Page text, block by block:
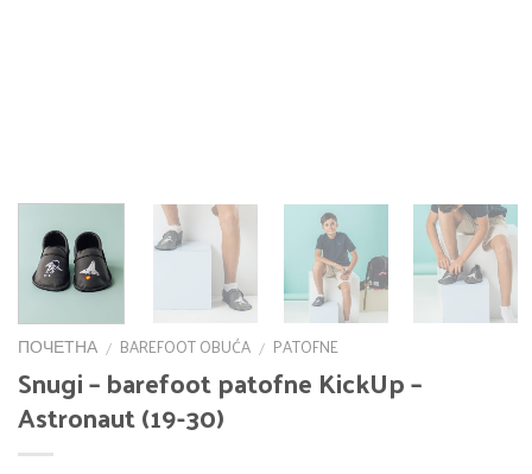
ПОЧЕТНА / BAREFOOT OBUĆA / PATOFNE
Snugi – barefoot patofne KickUp –
Astronaut (19-30)